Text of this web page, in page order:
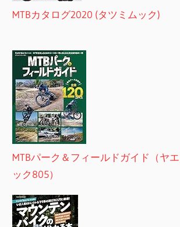
MTBカタログ2020 (タツミムック)
MTBパーク＆フィールドガイド（ヤ
ック805）